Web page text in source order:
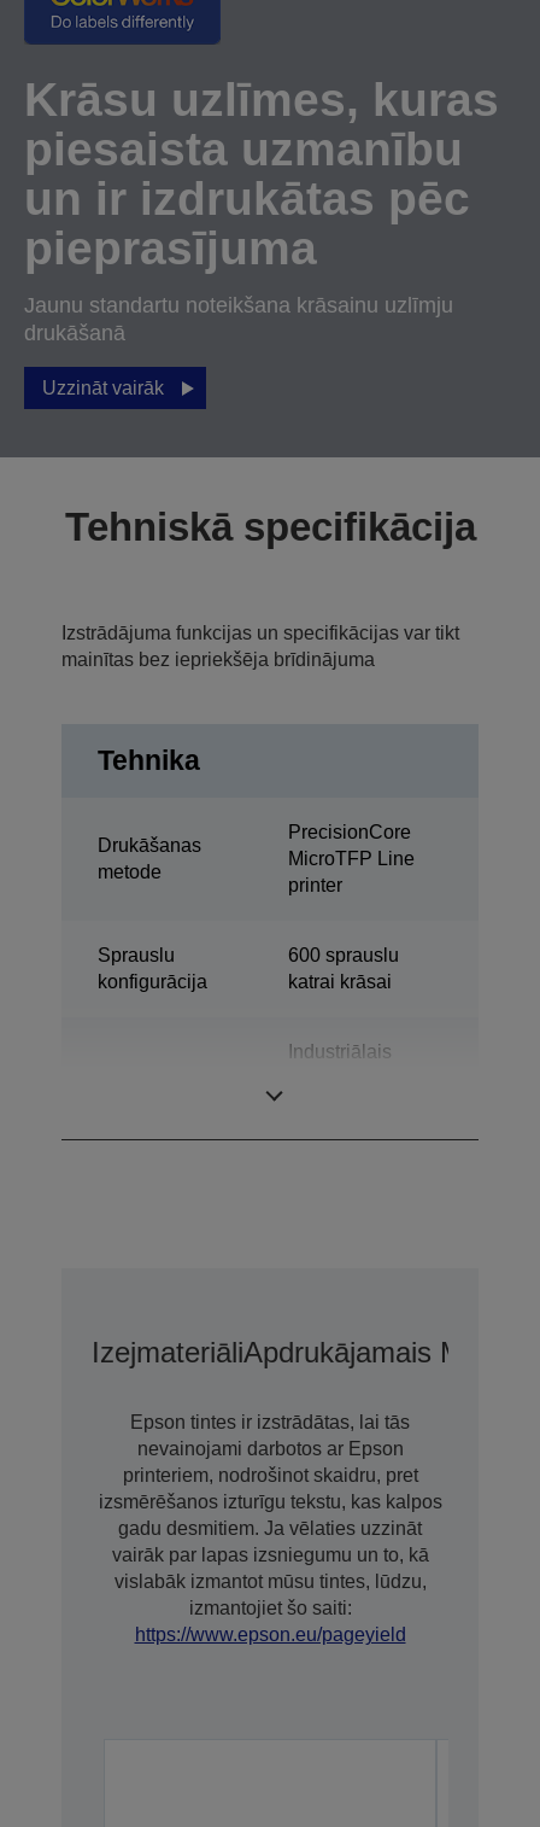
Krāsu uzlīmes, kuras
piesaista uzmanību
un ir izdrukātas pēc
pieprasījuma
Jaunu standartu noteikšana krāsainu uzlīmju
drukāšanā
Uzzināt vairāk
Tehniskā specifikācija
Izstrādājuma funkcijas un specifikācijas var tikt
mainītas bez iepriekšēja brīdinājuma
Tehnika
Drukāšanas
metode
PrecisionCore
MicroTFP Line
printer
Sprauslu
konfigurācija
600 sprauslu
katrai krāsai
Industriālais
IzejmateriāliApdrukājamais
Epson tintes ir izstrādātas, lai tās
nevainojami darbotos ar Epson
printeriem, nodrošinot skaidru, pret
izsmērēšanos izturīgu tekstu, kas kalpos
gadu desmitiem. Ja vēlaties uzzināt
vairāk par lapas izsniegumu un to, kā
vislabāk izmantot mūsu tintes, lūdzu,
izmantojiet šo saiti:
https://www.epson.eu/pageyield